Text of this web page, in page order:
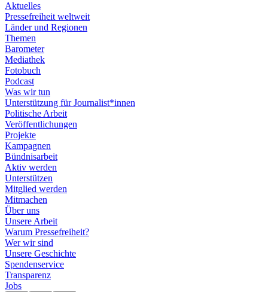
Aktuelles
Pressefreiheit weltweit
Länder und Regionen
Themen
Barometer
Mediathek
Fotobuch
Podcast
Was wir tun
Unterstützung für Journalist*innen
Politische Arbeit
Veröffentlichungen
Projekte
Kampagnen
Bündnisarbeit
Aktiv werden
Unterstützen
Mitglied werden
Mitmachen
Über uns
Unsere Arbeit
Warum Pressefreiheit?
Wer wir sind
Unsere Geschichte
Spendenservice
Transparenz
Jobs